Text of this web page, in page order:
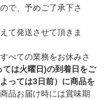
ので、予めご了承下さ
て発送させて頂きま
べての業務をお休みさ
ては火曜日)の到着日をご
っては3日前）に商品を
品お届け時には賞味期